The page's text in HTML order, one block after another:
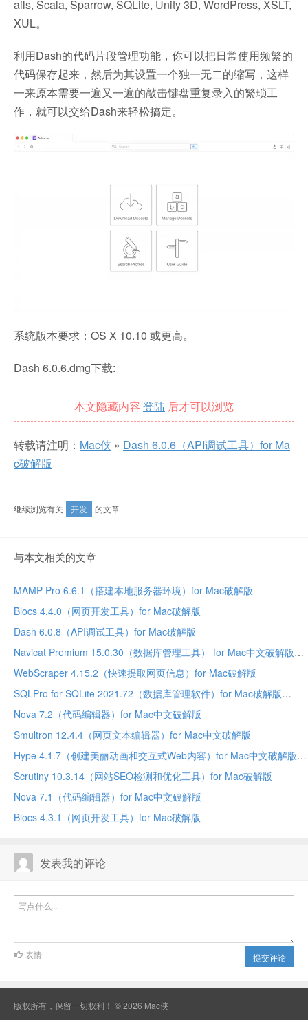
ails, Scala, Sparrow, SQLite, Unity 3D, WordPress, XSLT,
XUL。
利用Dash的代码片段管理功能，你可以把日常使用频繁的
代码保存起来，然后为其设置一个独一无二的缩写，这样
一来原本需要一遍又一遍的敲击键盘重复录入的繁琐工
作，就可以交给Dash来轻松搞定。
系统版本要求：OS X 10.10 或更高。
Dash 6.0.6.dmg下载:
本文隐藏内容 登陆 后才可以浏览
转载请注明： Mac侠 » Dash 6.0.6（API调试工具）for Ma
c破解版
继续浏览有关 开发 的文章
与本文相关的文章
MAMP Pro 6.6.1（搭建本地服务器环境）for Mac破解版
Blocs 4.4.0（网页开发工具）for Mac破解版
Dash 6.0.8（API调试工具）for Mac破解版
Navicat Premium 15.0.30（数据库管理工具） for Mac中文破解版
WebScraper 4.15.2（快速提取网页信息）for Mac破解版
SQLPro for SQLite 2021.72（数据库管理软件）for Mac破解版
Nova 7.2（代码编辑器）for Mac中文破解版
Smultron 12.4.4（网页文本编辑器）for Mac中文破解版
Hype 4.1.7（创建美丽动画和交互式Web内容）for Mac中文破解版
Scrutiny 10.3.14（网站SEO检测和优化工具）for Mac破解版
Nova 7.1（代码编辑器）for Mac中文破解版
Blocs 4.3.1（网页开发工具）for Mac破解版
发表我的评论
提交评论
表情
版权所有，保留一切权利！ © 2026 Mac侠